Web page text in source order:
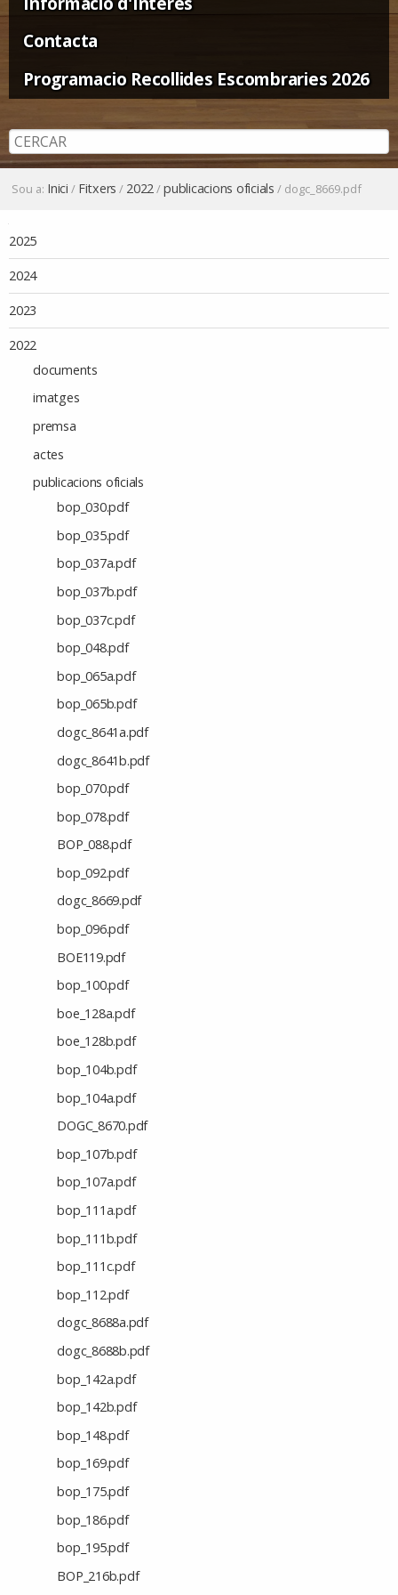
Contacta
Programacio Recollides Escombraries 2026
Sou a: Inici / Fitxers / 2022/publicacions oficials / dogc_8669.pdf
2025
2024
2023
2022
documents
imatges
premsa
actes
publicacions oficials
bop_030.pdf
bop_035.pdf
bop_037a.pdf
bop_037b.pdf
bop_037c.pdf
bop_048.pdf
bop_065a.pdf
bop_065b.pdf
dogc_8641a.pdf
dogc_8641b.pdf
bop_070.pdf
bop_078.pdf
BOP_088.pdf
bop_092.pdf
dogc_8669.pdf
bop_096.pdf
BOE119.pdf
bop_100.pdf
boe_128a.pdf
boe_128b.pdf
bop_104b.pdf
bop_104a.pdf
DOGC_8670.pdf
bop_107b.pdf
bop_107a.pdf
bop_111a.pdf
bop_111b.pdf
bop_111c.pdf
bop_112.pdf
dogc_8688a.pdf
dogc_8688b.pdf
bop_142a.pdf
bop_142b.pdf
bop_148.pdf
bop_169.pdf
bop_175.pdf
bop_186.pdf
bop_195.pdf
BOP_216b.pdf